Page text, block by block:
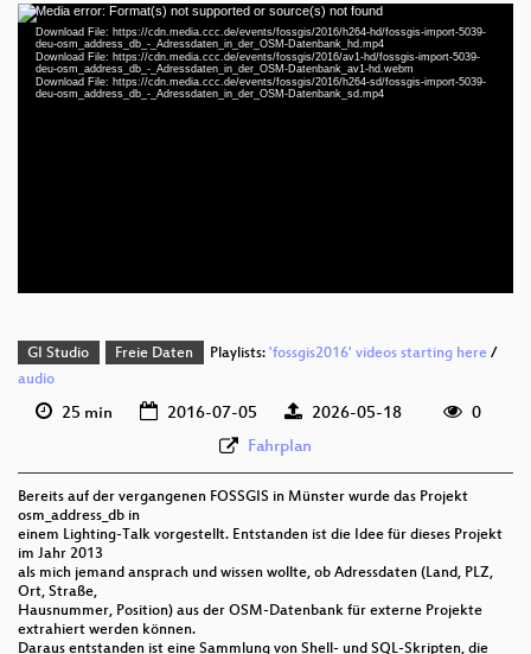
Video
Player
Media error: Format(s) not supported or source(s) not found
Download File: https://cdn.media.ccc.de/events/fossgis/2016/h264-hd/fossgis-import-5039-
deu-osm_address_db_-_Adressdaten_in_der_OSM-Datenbank_hd.mp4
Download File: https://cdn.media.ccc.de/events/fossgis/2016/av1-hd/fossgis-import-5039-
deu-osm_address_db_-_Adressdaten_in_der_OSM-Datenbank_av1-hd.webm
Download File: https://cdn.media.ccc.de/events/fossgis/2016/h264-sd/fossgis-import-5039-
deu-osm_address_db_-_Adressdaten_in_der_OSM-Datenbank_sd.mp4
GI Studio Freie Daten Playlists: 'fossgis2016' videos starting here/
audio
25 min 2016-07-05 2026-05-18
0
Fahrplan
Bereits auf der vergangenen FOSSGIS in Münster wurde das Projekt
osm_address_db in
einem Lighting-Talk vorgestellt. Entstanden ist die Idee für dieses Projekt
im Jahr 2013
als mich jemand ansprach und wissen wollte, ob Adressdaten (Land, PLZ,
Ort, Straße,
Hausnummer, Position) aus der OSM-Datenbank für externe Projekte
extrahiert werden können.
Daraus entstanden ist eine Sammlung von Shell- und SQL-Skripten, die